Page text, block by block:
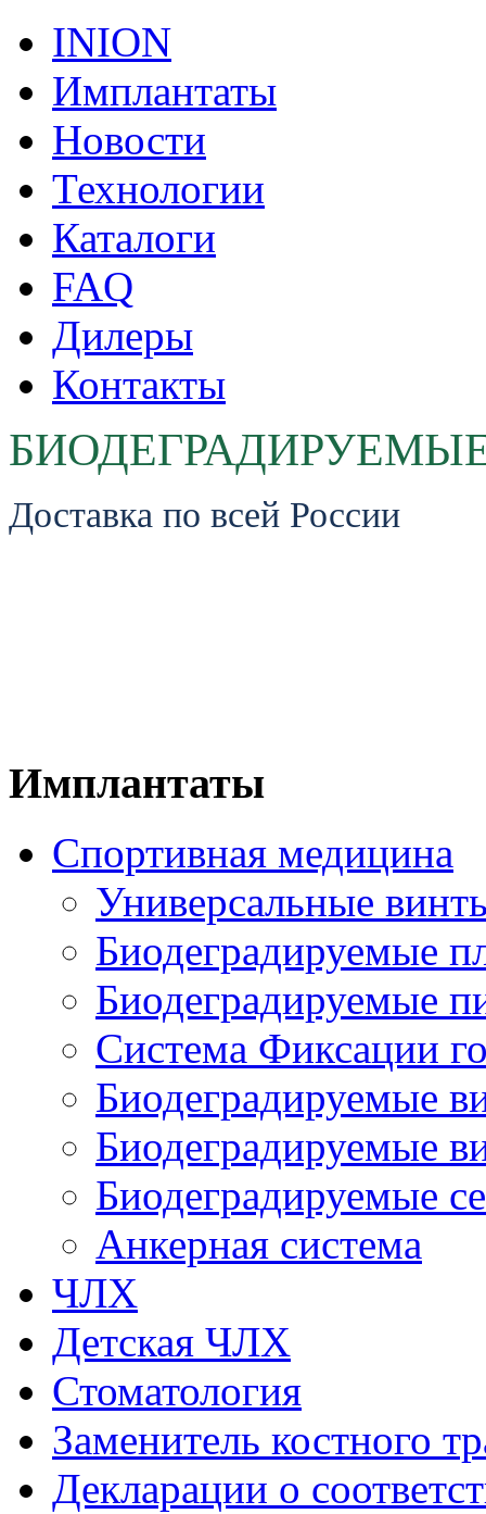
INION
Имплантаты
Новости
Технологии
Каталоги
FAQ
Дилеры
Контакты
Доставка по всей России
Имплантаты
Спортивная медицина
Универсальные
Биодеградируемые
Биодеградируемые
Система Фиксации
Биодеградируемые
Биодеградируемые
Биодеградируемые
Анкерная система
ЧЛХ
Детская ЧЛХ
Стоматология
Заменитель костного
Декларации о